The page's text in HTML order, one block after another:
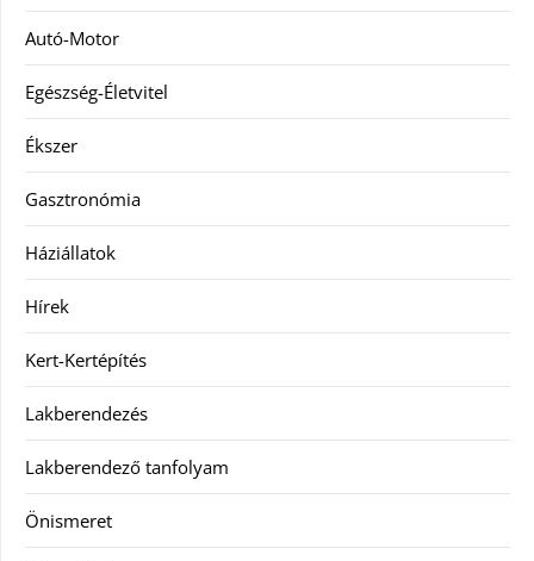
Autó-Motor
Egészség-Életvitel
Ékszer
Gasztronómia
Háziállatok
Hírek
Kert-Kertépítés
Lakberendezés
Lakberendező tanfolyam
Önismeret